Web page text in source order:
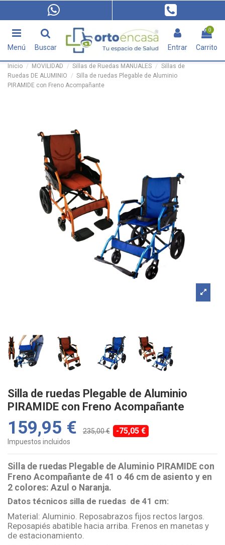
Menú Buscar Entrar
0
Carrito
Inicio MOVILIDAD Sillas de Ruedas MANUALES
Sillas de
Ruedas DE ALUMINIO
Silla de ruedas Plegable de Aluminio
PIRAMIDE con Freno Acompañante
Silla de ruedas Plegable de Aluminio
PIRAMIDE con Freno Acompañante
159,95 € 235,00 € -75,05 €
Impuestos incluidos
Silla de ruedas Plegable de Aluminio PIRAMIDE con
Freno Acompañante de 41 o 46 cm de asiento y en
2 colores: Azul o Naranja.
Datos técnicos silla de ruedas de 41 cm:
Material: Aluminio. Reposabrazos fijos rectos largos.
Reposapiés abatible hacia arriba. Frenos en manetas y
de estacionamiento.